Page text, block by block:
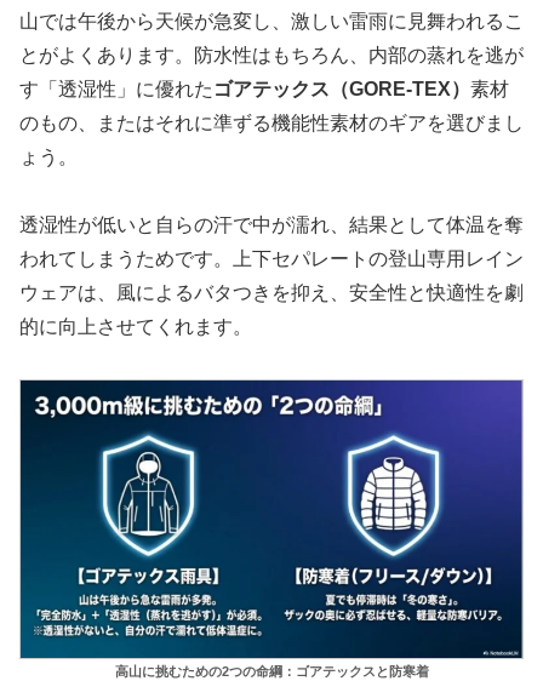
山では午後から天候が急変し、激しい雷雨に見舞われるこ
とがよくあります。防水性はもちろん、内部の蒸れを逃が
す「透湿性」に優れた ゴアテックス（GORE-TEX） 素材
のもの、またはそれに準ずる機能性素材のギアを選びまし
ょう。
透湿性が低いと自らの汗で中が濡れ、結果として体温を奪
われてしまうためです。上下セパレートの登山専用レイン
ウェアは、風によるバタつきを抑え、安全性と快適性を劇
的に向上させてくれます。
高山に挑むための2つの命綱：ゴアテックスと防寒着